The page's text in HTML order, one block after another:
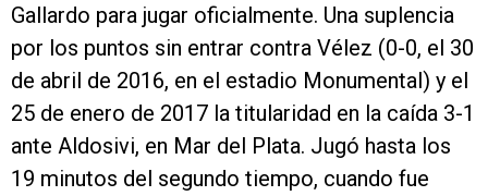
Gallardo para jugar oficialmente. Una suplencia
por los puntos sin entrar contra Vélez (0-0, el 30
de abril de 2016, en el estadio Monumental) y el
25 de enero de 2017 la titularidad en la caída 3-1
ante Aldosivi, en Mar del Plata. Jugó hasta los
19 minutos del segundo tiempo, cuando fue